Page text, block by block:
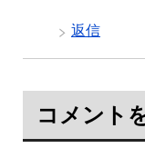
返信
コメント